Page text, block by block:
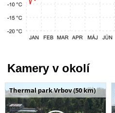
Kamery v okolí
Thermal park Vrbov (50 km)